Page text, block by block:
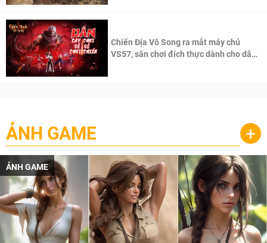
Chiến Địa Vô Song ra mắt máy chủ
VS57, sân chơi đích thực dành cho dân
ẢNH GAME +
ẢNH GAME